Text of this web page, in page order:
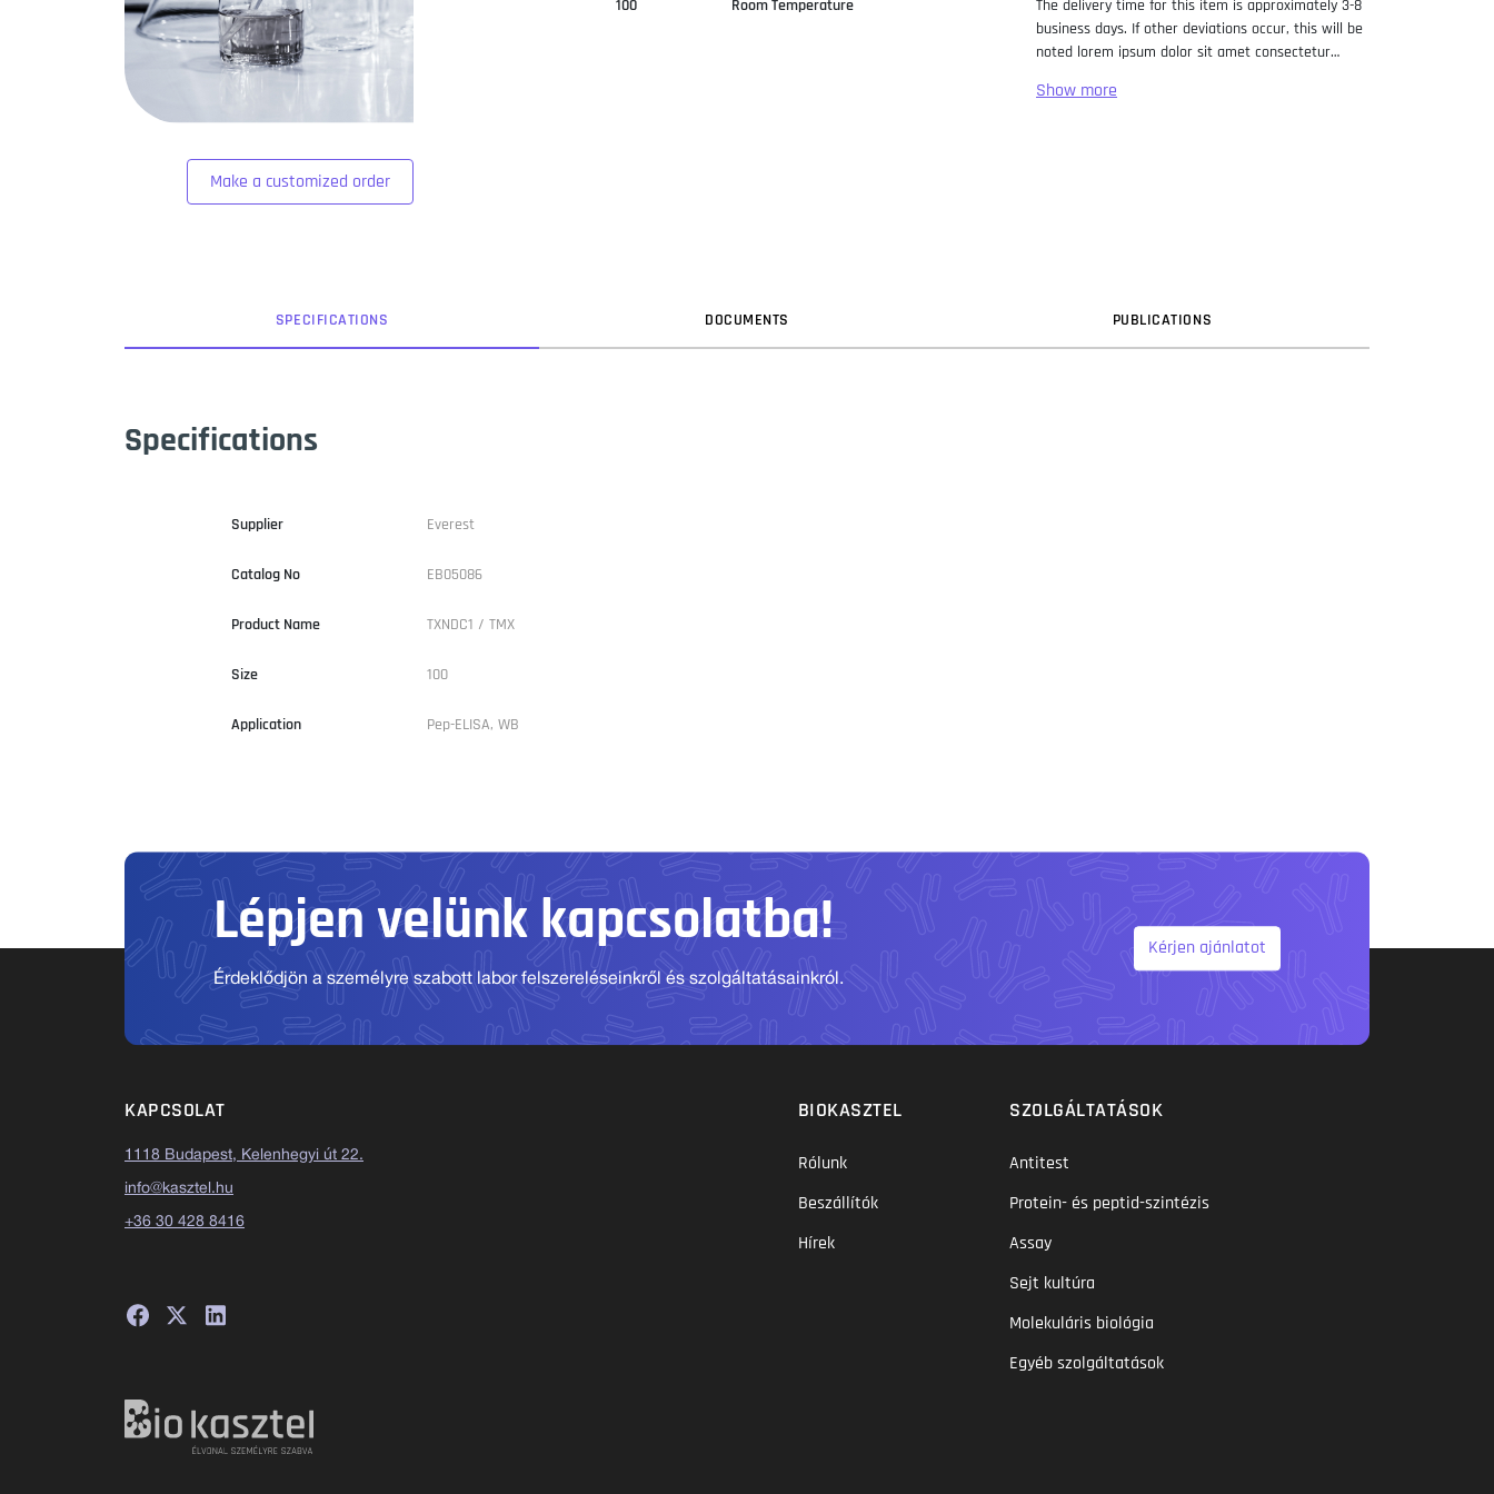
Make a customized order
100 Room Temperature
The delivery time for this item is approximately 3-8
business days. If other deviations occur, this will be
noted lorem ipsum dolor sit amet consectetur
standard dummy text ever since the 1500s, when
SPECIFICATIONS DOCUMENTS PUBLICATIONS
Specifications
Supplier Everest
Catalog No EB05086
Product Name TXNDC1 / TMX
Size 100
Application Pep-ELISA, WB
Lépjen velünk kapcsolatba!
Érdeklődjön a személyre szabott labor felszereléseinkről és szolgáltatásainkról.
Kérjen ajánlatot
KAPCSOLAT
1118 Budapest, Kelenhegyi út 22.
info@kasztel.hu
+36 30 428 8416
BIOKASZTEL
Rólunk
Beszállítók
Hírek
SZOLGÁLTATÁSOK
Antitest
Protein- és peptid-szintézis
Assay
Sejt kultúra
Molekuláris biológia
Egyéb szolgáltatások